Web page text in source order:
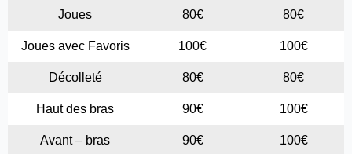
Joues 80€ 80€
Joues avec Favoris 100€ 100€
Décolleté 80€ 80€
Haut des bras 90€ 100€
Avant – bras 90€ 100€